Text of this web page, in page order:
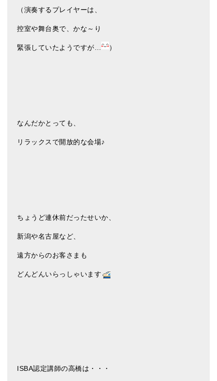
（演奏するプレイヤーは、
控室や舞台奥で、かな～り
緊張していたようですが… ）
なんだかとっても、
リラックスで開放的な会場♪
ちょうど連休前だったせいか、
新潟や名古屋など、
遠方からのお客さまも
どんどんいらっしゃいます
ISBA認定講師の高橋は・・・